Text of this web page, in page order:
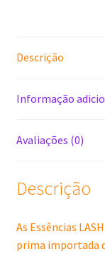
Descrição
Informação
Avaliações (0)
Descrição
As Essências
prima importada